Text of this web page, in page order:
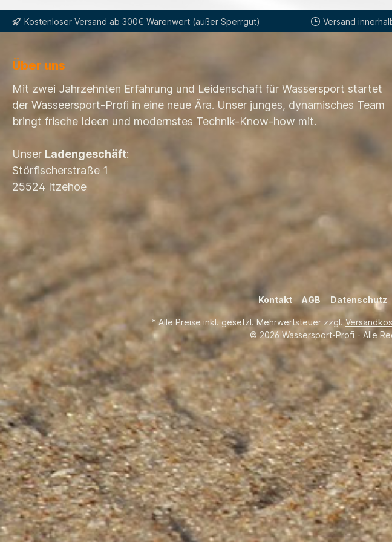
Kostenloser Versand ab 300€ Warenwert (außer Sperrgut) Versand
Über uns
Mit zwei Jahrzehnten Erfahrung und Leidenschaft für Wassersport startet
der Wasseersport-Profi in eine neue Ära. Unser junges, dynamisches Team
bringt frische Ideen und modernstes Technik-Know-how mit.
Unser Ladengeschäft:
Störfischerstraße 1
25524 Itzehoe
Kontakt AGB Datenschutz
* Alle Preise inkl. gesetzl. Mehrwertsteuer zzgl.
© 2026 Wassersport-Profi - Alle